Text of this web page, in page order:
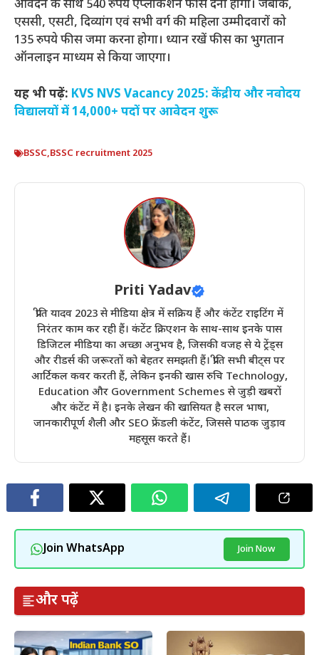
आवेदन के साथ 540 रुपये एप्लीकेशन फीस देना होगा। जबकि,
एससी, एसटी, दिव्यांग एवं सभी वर्ग की महिला उम्मीदवारों को
135 रुपये फीस जमा करना होगा। ध्यान रखें फीस का भुगतान
ऑनलाइन माध्यम से किया जाएगा।
यह भी पढ़ें: KVS NVS Vacancy 2025: केंद्रीय और नवोदय
विद्यालयों में 14,000+ पदों पर आवेदन शुरू
BSSC,BSSC recruitment 2025
Priti Yadav
प्रीति यादव 2023 से मीडिया क्षेत्र में सक्रिय हैं और कंटेंट राइटिंग में
निरंतर काम कर रही हैं। कंटेंट क्रिएशन के साथ-साथ इनके पास
डिजिटल मीडिया का अच्छा अनुभव है, जिसकी वजह से ये ट्रेंड्स
और रीडर्स की जरूरतों को बेहतर समझती हैं। प्रीति सभी बीट्स पर
आर्टिकल कवर करती हैं, लेकिन इनकी खास रुचि Technology,
Education और Government Schemes से जुड़ी खबरों
और कंटेंट में है। इनके लेखन की खासियत है सरल भाषा,
जानकारीपूर्ण शैली और SEO फ्रेंडली कंटेंट, जिससे पाठक जुड़ाव
महसूस करते हैं।
Join WhatsApp Join Now
और पढ़ें